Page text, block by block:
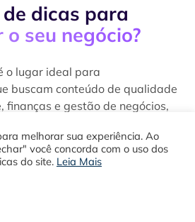
dicas para
seu negócio?
o lugar ideal para
buscam conteúdo de qualidade
finanças e gestão de negócios,
o Blog da Facilitta
melhorar sua experiência. Ao
você concorda com o uso dos
do site. Leia Mais